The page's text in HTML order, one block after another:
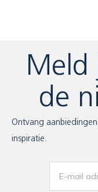
Meld
de
Ontvang
inspiratie.